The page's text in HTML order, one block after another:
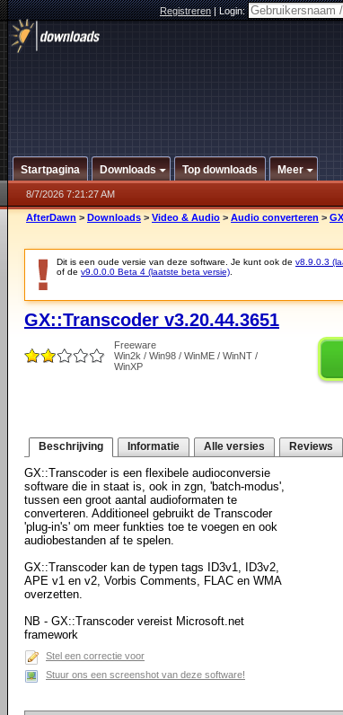
Registreren|Login:
Startpagina Downloads Top downloads Meer
8/7/2026 7:21:27 AM
AfterDawn > Downloads > Video & Audio > Audio converteren >
Dit is een oude versie van deze software. Je kunt ook de v8.9.0.3
of de v9.0.0.0 Beta 4 (laatste beta versie)
GX::Transcoder v3.20.44.3651
Freeware
Win2k / Win98 / WinME / WinNT /
WinXP
Beschrijving Informatie Alle versies Reviews
GX::Transcoder is een flexibele audioconversie
software die in staat is, ook in zgn, 'batch-modus',
tussen een groot aantal audioformaten te
converteren. Additioneel gebruikt de Transcoder
'plug-in's' om meer funkties toe te voegen en ook
audiobestanden af te spelen.
GX::Transcoder kan de typen tags ID3v1, ID3v2,
APE v1 en v2, Vorbis Comments, FLAC en WMA
overzetten.
NB - GX::Transcoder vereist Microsoft.net
framework
Stel een correctie voor
Stuur ons een screenshot van deze software!